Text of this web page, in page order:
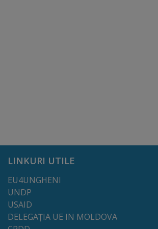
de
funcționare
și
LINKURI UTILE
EU4UNGHENI
UNDP
USAID
DELEGAȚIA UE IN MOLDOVA